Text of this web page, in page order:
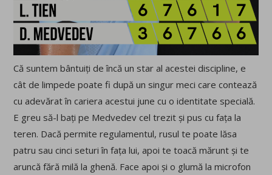
Că suntem bântuiți de încă un star al acestei discipline, e
cât de limpede poate fi după un singur meci care contează
cu adevărat în cariera acestui june cu o identitate specială.
E greu să-l bați pe Medvedev cel trezit și pus cu fața la
teren. Dacă permite regulamentul, rusul te poate lăsa
patru sau cinci seturi în fața lui, apoi te toacă mărunt și te
aruncă fără milă la ghenă. Face apoi și o glumă la microfon